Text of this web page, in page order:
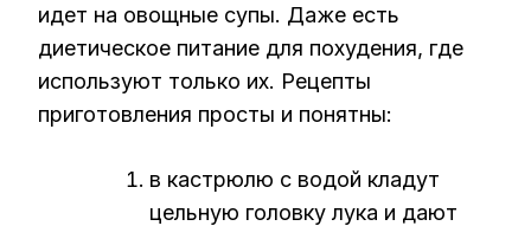
идет на овощные супы. Даже есть
диетическое питание для похудения, где
используют только их. Рецепты
приготовления просты и понятны:
в кастрюлю с водой кладут
цельную головку лука и дают